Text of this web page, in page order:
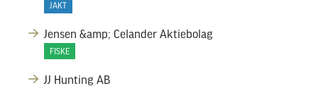
JAKT
Jensen &amp; Celander Aktiebolag
FISKE
JJ Hunting AB